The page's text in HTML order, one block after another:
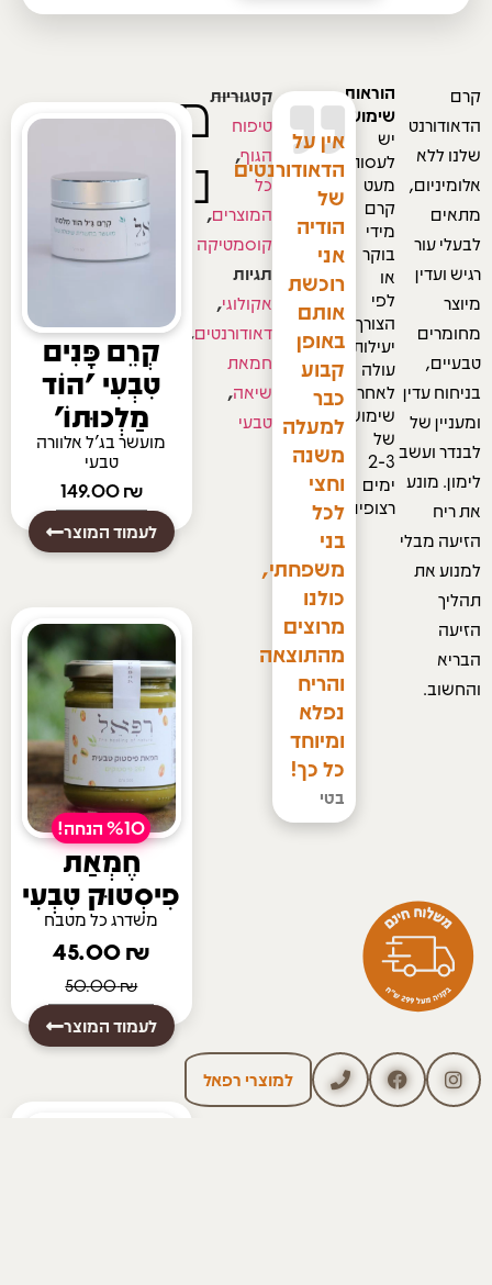
קרם
הדאודורנט
שלנו ללא
אלומיניום,
מתאים
לבעלי עור
רגיש ועדין
מיוצר
מחומרים
טבעיים,
בניחוח עדין
ומעניין של
לבנדר ועשב
לימון. מונע
את ריח
הזיעה מבלי
למנוע את
תהליך
הזיעה
הבריא
והחשוב.
הוראות
שימוש
יש
לעסות
מעט
קרם
מידי
בוקר
או
לפי
הצורך.
יעילותו
עולה
לאחר
שימוש
של
2-3
ימים
רצופים.
אין על
הדאודורנטים
של
הודיה
אני
רוכשת
אותם
באופן
קבוע
כבר
למעלה
משנה
וחצי
לכל
בני
משפחתי,
כולנו
מרוצים
מהתוצאה
והריח
נפלא
ומיוחד
כל כך!
בטי
קטגוריות
טיפוח
הגוף,
כל
המוצרים,
קוסמטיקה
תגיות
אקולוגי,
דאודורנטים,
חמאת
שיאה,
טבעי
מוצרים
נוספים
קְרֵם פָּנִים
טִבְעִי 'הוֹד
מַלְכוּתוֹ'
מועשר בג'ל אלוורה
טבעי
₪
149.00
לעמוד המוצר
%10 הנחה!
חֶמְאַת
פִיסְטוּק טִבְעִי
משדרג כל מטבח
₪
50.00
₪
לעמוד המוצר
למוצרי רפאל